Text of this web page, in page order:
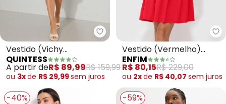
Quintess - Vestido (Vichy
Vestido (Vichy
Vermelho) em Tecido de
Poliéster
QUINTESS
A partir deR$ 89,99R$ 159,99
ou 3xde R$ 29,99sem juros
Vestido (Vermelho)
Curto Marias
ENFIM
R$ 80,15R$ 229,00
ou 2xde R$ 40,07 sem juros
-40% -59%